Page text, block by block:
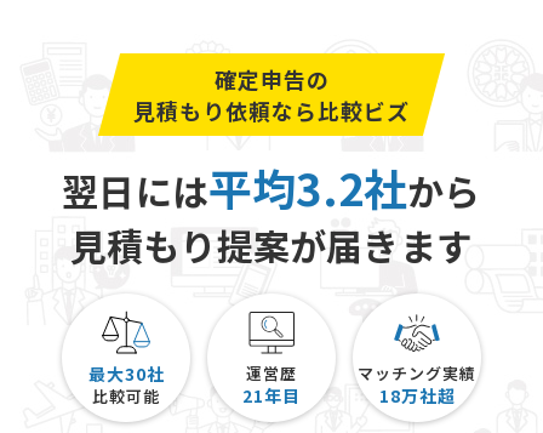
受け取った利子収入について、確定申告が必要かどう
かは、税務署や専門家に問い合わせし、期限内に申告
と納税を行いましょう。
確定申告の
見積もり依頼なら比較ビズ
翌日には平均3.2社から
見積もり提案が届きます
最大30社
比較可能
運営歴
21年目
マッチング実績
18万社超